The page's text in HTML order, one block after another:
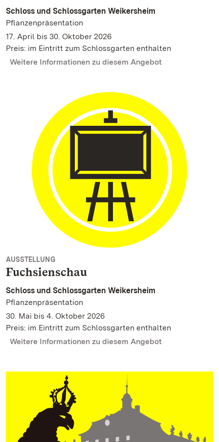
Schloss und Schlossgarten Weikersheim
Pflanzenpräsentation
17. April bis 30. Oktober 2026
Preis: im Eintritt zum Schlossgarten enthalten
Weitere Informationen zu diesem Angebot
AUSSTELLUNG
Fuchsienschau
Schloss und Schlossgarten Weikersheim
Pflanzenpräsentation
30. Mai bis 4. Oktober 2026
Preis: im Eintritt zum Schlossgarten enthalten
Weitere Informationen zu diesem Angebot